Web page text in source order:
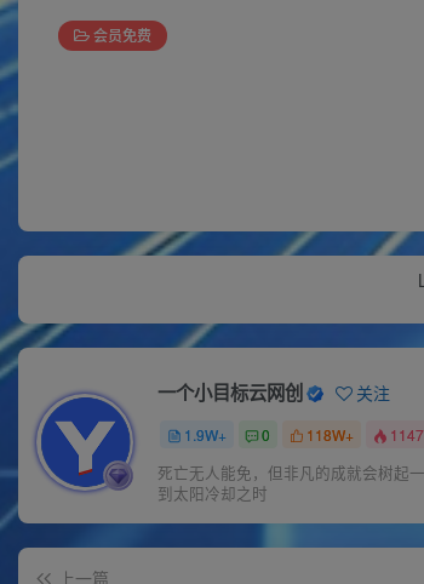
会员免费
一个小目标云网创 关注
1.9W+ 0 118W+
死亡无人能免，但非凡的成就会树起
到太阳冷却之时
上一篇